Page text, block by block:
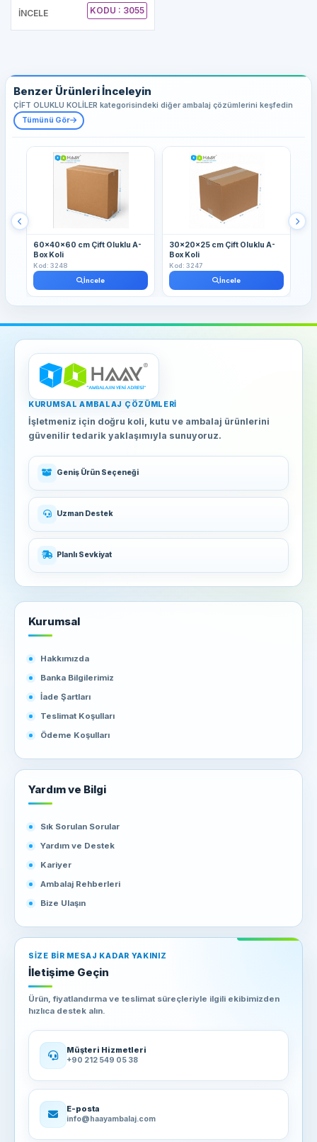
İNCELE KODU : 3055
Benzer Ürünleri İnceleyin
ÇİFT OLUKLU KOLİLER kategorisindeki diğer ambalaj çözümlerini keşfedin
Tümünü Gör
60x40x60 cm Çift Oluklu A-
Box Koli
Kod: 3248
İncele
30x20x25 cm Çift Oluklu A-
Box Koli
Kod: 3247
İncele
KURUMSAL AMBALAJ ÇÖZÜMLERI
İşletmeniz için doğru koli, kutu ve ambalaj ürünlerini
güvenilir tedarik yaklaşımıyla sunuyoruz.
Geniş Ürün Seçeneği
Uzman Destek
Planlı Sevkiyat
Kurumsal
Hakkımızda
Banka Bilgilerimiz
İade Şartları
Teslimat Koşulları
Ödeme Koşulları
Yardım ve Bilgi
Sık Sorulan Sorular
Yardım ve Destek
Kariyer
Ambalaj Rehberleri
Bize Ulaşın
SIZE BIR MESAJ KADAR YAKINIZ
İletişime Geçin
Ürün, fiyatlandırma ve teslimat süreçleriyle ilgili ekibimizden
hızlıca destek alın.
Müşteri Hizmetleri
+90 212 549 05 38
E-posta
info@haayambalaj.com